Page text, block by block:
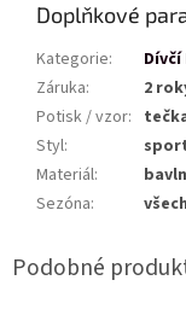
Doplňkové
Kategorie:
Záruka:
2
Potisk / vzor:
Styl:
Materiál:
Sezóna: